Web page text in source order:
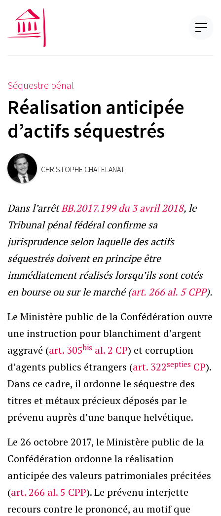
Séquestre pénal
Réalisation anticipée
d’actifs séquestrés
CHRISTOPHE CHATELANAT
Dans l’arrêtBB.2017.199 du 3 avril 2018, le
Tribunal pénal fédéral confirme sa
jurisprudence selon laquelle des actifs
séquestrés doivent en principe être
immédiatement réalisés lorsqu’ils sont cotés
en bourse ou sur le marché (art. 266 al. 5 CPP).
Le Ministère public de la Confédération ouvre
une instruction pour blanchiment d’argent
aggravé (art. 305bis al. 2 CP) et corruption
d’agents publics étrangers (art. 322septies CP).
Dans ce cadre, il ordonne le séquestre des
titres et métaux précieux déposés par le
prévenu auprès d’une banque helvétique.
Le 26 octobre 2017, le Ministère public de la
Confédération ordonne la réalisation
anticipée des valeurs patrimoniales précitées
(art. 266 al. 5 CPP). Le prévenu interjette
recours contre le prononcé, au motif que